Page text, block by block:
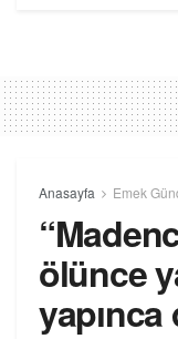
Anasayfa Emek
ölünce